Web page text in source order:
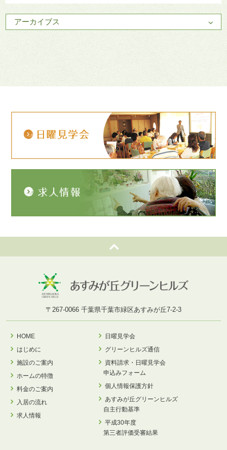
アーカイブス
〒267-0066 千葉県千葉市緑区あすみが丘7-2-3
HOME
はじめに
施設のご案内
ホームの特徴
料金のご案内
入居の流れ
求人情報
日曜見学会
グリーンヒルズ通信
資料請求・日曜見学会
申込みフォーム
個人情報保護方針
あすみが丘グリーンヒルズ
自主行動基準
平成30年度
第三者評価受審結果